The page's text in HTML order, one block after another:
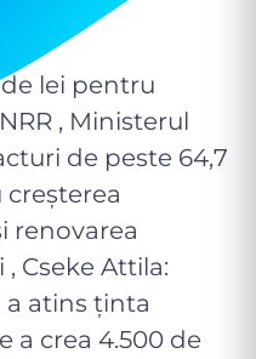
de lei pentru
, Ministerul
de peste 64,7
renovarea
Cseke Attila:
a atins ținta
a crea 4.500 de